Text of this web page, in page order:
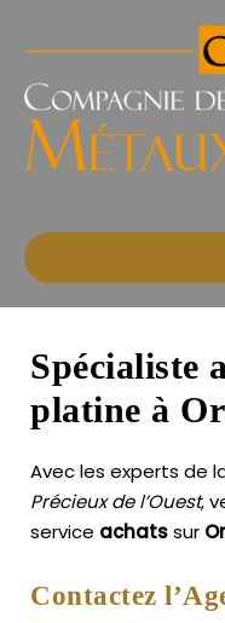
des
Précieux
l'Ouest
Spécialiste
platine à
Avec les experts de
Précieux de l’Ouest,
service achatssur
Contactez